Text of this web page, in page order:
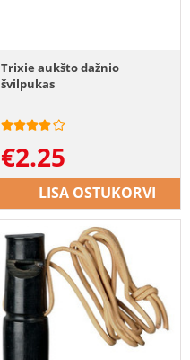
Trixie aukšto dažnio
švilpukas
€2.25
LISA OSTUKORVI